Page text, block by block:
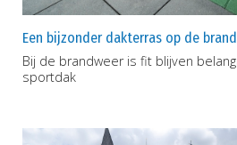
Een bijzonder dakterras op de
Bij de brandweer is fit blijven
sportdak